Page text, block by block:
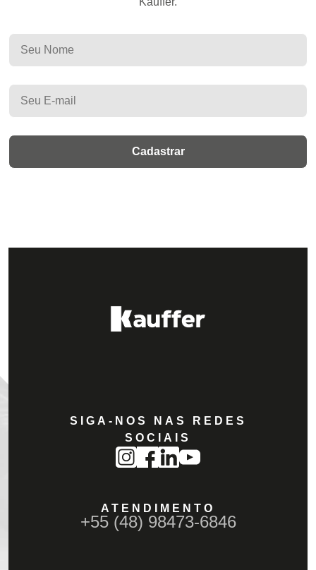
SIGA-NOS NAS REDES
SOCIAIS
ATENDIMENTO
+55 (48) 98473-6846